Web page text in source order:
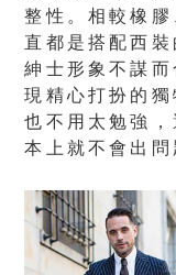
整性。相較橡
直都是搭配西
紳士形象不謀
現精心打扮的
也不用太勉強
本上就不會出問